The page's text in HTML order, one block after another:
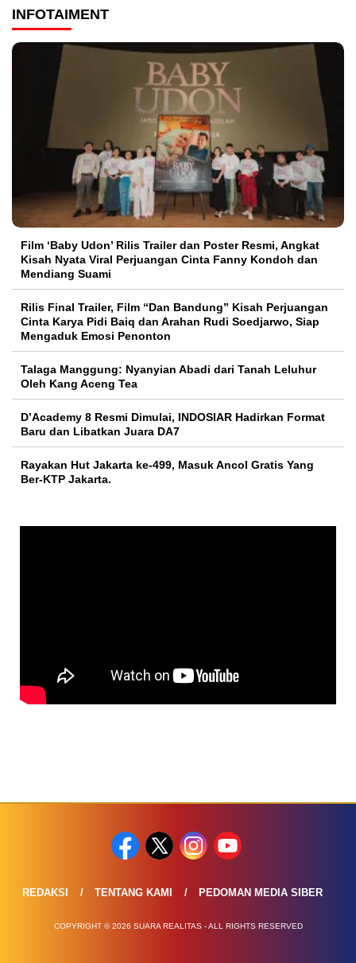
INFOTAIMENT
Film ‘Baby Udon’ Rilis Trailer dan Poster Resmi, Angkat
Kisah Nyata Viral Perjuangan Cinta Fanny Kondoh dan
Mendiang Suami
Rilis Final Trailer, Film “Dan Bandung” Kisah Perjuangan
Cinta Karya Pidi Baiq dan Arahan Rudi Soedjarwo, Siap
Mengaduk Emosi Penonton
Talaga Manggung: Nyanyian Abadi dari Tanah Leluhur
Oleh Kang Aceng Tea
D’Academy 8 Resmi Dimulai, INDOSIAR Hadirkan Format
Baru dan Libatkan Juara DA7
Rayakan Hut Jakarta ke-499, Masuk Ancol Gratis Yang
Ber-KTP Jakarta.
REDAKSI TENTANG KAMI PEDOMAN MEDIA SIBER
COPYRIGHT © 2026 SUARA REALITAS - ALL RIGHTS RESERVED